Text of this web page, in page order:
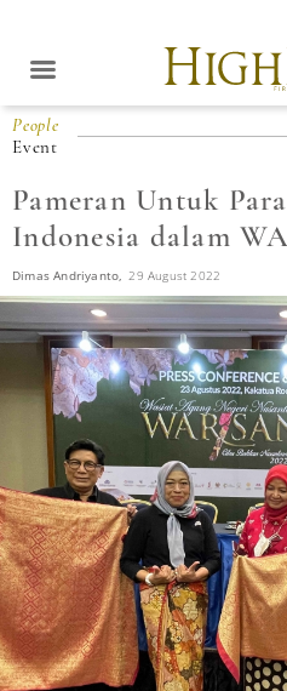
People
Event
Pameran Untuk
Indonesia dalam
Dimas Andriyanto, 29 August 2022